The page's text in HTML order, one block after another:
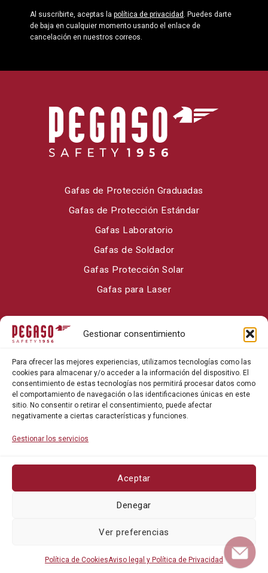
Gestionar consentimiento
Para ofrecer las mejores experiencias, utilizamos tecnologías como las
cookies para almacenar y/o acceder a la información del dispositivo. El
consentimiento de estas tecnologías nos permitirá procesar datos como
el comportamiento de navegación o las identificaciones únicas en este
sitio. No consentir o retirar el consentimiento, puede afectar
negativamente a ciertas características y funciones.
Gestionar los servicios
Aceptar
Denegar
Ver preferencias
Política de CookiesAviso legal y Política de Privacidad
Al suscribirte, aceptas la política de privacidad . Puedes darte
de baja en cualquier momento usando el enlace de
cancelación en nuestros correos.
Gafas de Protección Graduadas
Gafas de Protección Estándar
Gafas Laboratorio
Gafas de Soldador
Gafas Protección Solar
Gafas para Laser
Sobre Pegaso Safety
Blog
Política de privacidad
Política de cookies
©Pegaso Safety 2026. Todos los derechos reservados.